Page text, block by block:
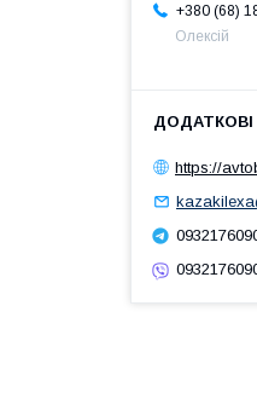
+380 (68)
Олексій
https://